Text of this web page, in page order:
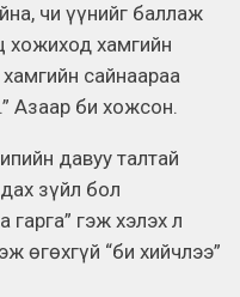
чи үүнийг баллаж
хожиход хамгийн
сайнаараа
Азаар би хожсон.
давуу талтай
зүйл бол
гарга” гэж хэлэх л
өгөхгүй “би хийчлээ”